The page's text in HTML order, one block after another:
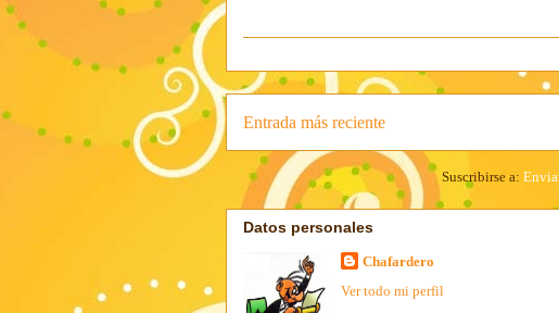
Entrada más reciente
Suscribirse a:
Datos personales
Chafardero
Ver todo mi perfil